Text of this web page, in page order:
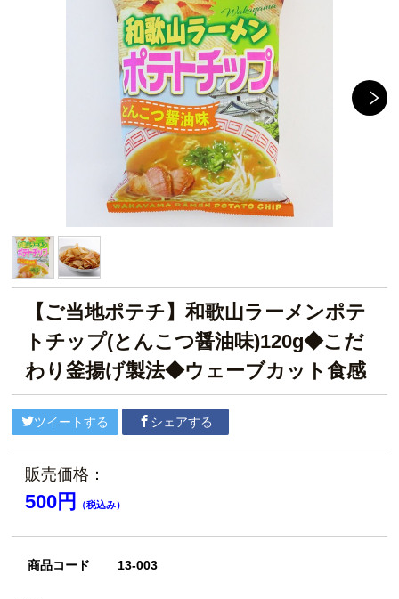
【ご当地ポテチ】和歌山ラーメンポテ
トチップ(とんこつ醤油味)120g◆こだ
わり釜揚げ製法◆ウェーブカット食感
ツイートする シェアする
販売価格：
500円 （税込み）
商品コード 13-003